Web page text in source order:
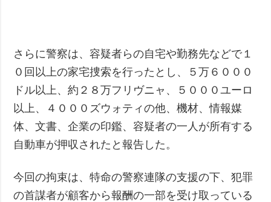
さらに警察は、容疑者らの自宅や勤務先などで１
０回以上の家宅捜索を行ったとし、５万６０００
ドル以上、約２８万フリヴニャ、５０００ユーロ
以上、４０００ズウォティの他、機材、情報媒
体、文書、企業の印鑑、容疑者の一人が所有する
自動車が押収されたと報告した。
今回の拘束は、特命の警察連隊の支援の下、犯罪
の首謀者が顧客から報酬の一部を受け取っている